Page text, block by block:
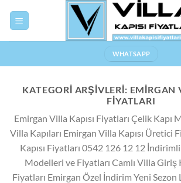
WHATSAPP
KATEGORI ARŞIVLERI: EMIRGAN
FIYATLARI
Emirgan Villa Kapısı Fiyatları Çelik
Villa Kapıları Emirgan Villa Kapısı Üretici
Kapısı Fiyatları 0542 126 12 12
Modelleri ve Fiyatları Camlı Villa Giriş
Fiyatları Emirgan Özel İndirim Yeni Sezon